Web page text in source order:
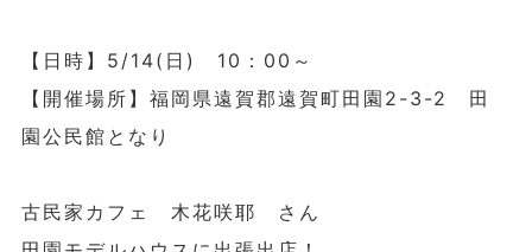
【日時】5/14(日) 10：00～
【開催場所】福岡県遠賀郡遠賀町田園2-3-2 田
園公民館となり
古民家カフェ 木花咲耶 さん